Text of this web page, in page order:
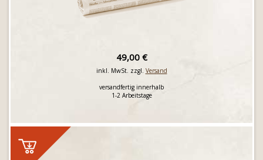
49,00 €
inkl. MwSt. zzgl. Versand
versandfertig innerhalb
1-2 Arbeitstage